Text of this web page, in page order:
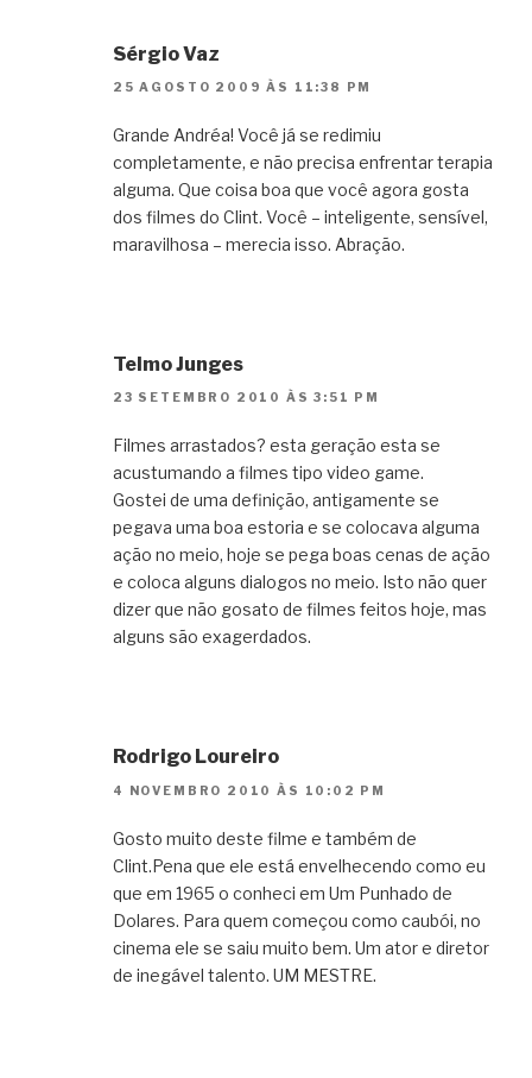
Sérgio Vaz
25 AGOSTO 2009 ÀS 11:38 PM
Grande Andréa! Você já se redimiu
completamente, e não precisa enfrentar terapia
alguma. Que coisa boa que você agora gosta
dos filmes do Clint. Você – inteligente, sensível,
maravilhosa – merecia isso. Abração.
Telmo Junges
23 SETEMBRO 2010 ÀS 3:51 PM
Filmes arrastados? esta geração esta se
acustumando a filmes tipo video game.
Gostei de uma definição, antigamente se
pegava uma boa estoria e se colocava alguma
ação no meio, hoje se pega boas cenas de ação
e coloca alguns dialogos no meio. Isto não quer
dizer que não gosato de filmes feitos hoje, mas
alguns são exagerdados.
Rodrigo Loureiro
4 NOVEMBRO 2010 ÀS 10:02 PM
Gosto muito deste filme e também de
Clint.Pena que ele está envelhecendo como eu
que em 1965 o conheci em Um Punhado de
Dolares. Para quem começou como caubói, no
cinema ele se saiu muito bem. Um ator e diretor
de inegável talento. UM MESTRE.